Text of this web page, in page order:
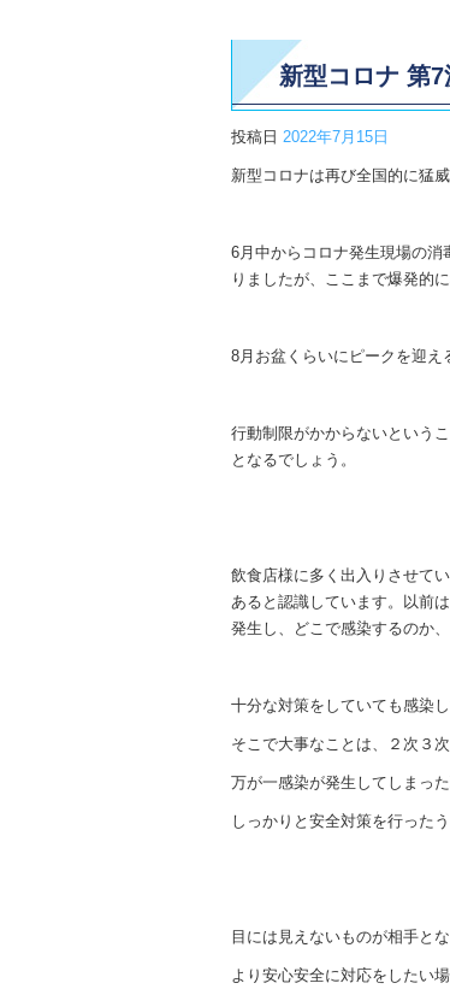
新型コロナ 第7
投稿日 2022年7月15日
新型コロナは再び全国的に猛
6月中からコロナ発生現場の
りましたが、ここまで爆発的
8月お盆くらいにピークを迎え
行動制限がかからないという
となるでしょう。
飲食店様に多く出入りさせて
あると認識しています。以前
発生し、どこで感染するのか
十分な対策をしていても感染
そこで大事なことは、２次３
万が一感染が発生してしまっ
しっかりと安全対策を行った
目には見えないものが相手と
より安心安全に対応をしたい